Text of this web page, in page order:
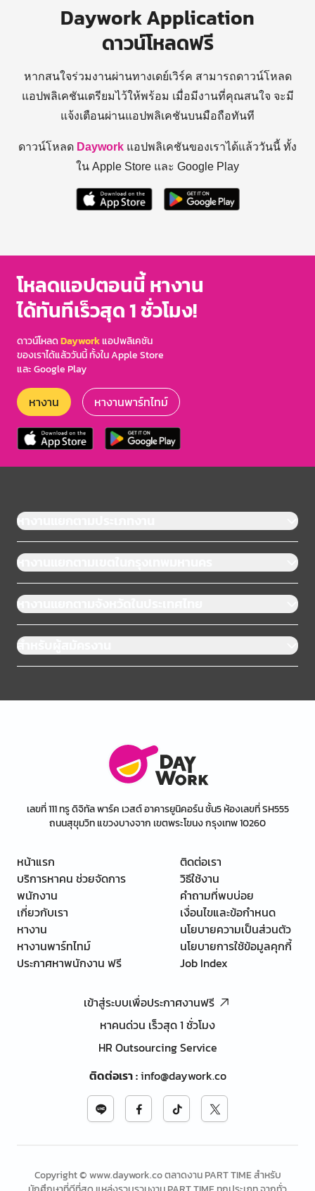
Daywork Application
ดาวน์โหลดฟรี
หากสนใจร่วมงานผ่านทางเดย์เวิร์ค สามารถดาวน์โหลด
แอปพลิเคชันเตรียมไว้ให้พร้อม เมื่อมีงานที่คุณสนใจ จะมี
แจ้งเตือนผ่านแอปพลิเคชันบนมือถือทันที
ดาวน์โหลด Daywork แอปพลิเคชันของเราได้แล้ววันนี้ ทั้ง
ใน Apple Store และ Google Play
โหลดแอปตอนนี้ หางาน
ได้ทันทีเร็วสุด 1 ชั่วโมง!
ดาวน์โหลดDayworkแอปพลิเคชัน
ของเราได้แล้ววันนี้ ทั้งใน Apple Store
และ Google Play
หางาน หางานพาร์ทไทม์
หางานแยกตามประเภทงาน
หางานแยกตามเขตในกรุงเทพมหานคร
หางานแยกตามจังหวัดในประเทศไทย
สำหรับผู้สมัครงาน
เลขที่ 111 ทรู ดิจิทัล พาร์ค เวสต์ อาคารยูนิคอร์น ชั้น5 ห้องเลขที่ SH555
ถนนสุขุมวิท แขวงบางจาก เขตพระโขนง กรุงเทพ 10260
หน้าแรก
บริการหาคน ช่วยจัดการ
พนักงาน
เกี่ยวกับเรา
หางาน
หางานพาร์ทไทม์
ประกาศหาพนักงาน ฟรี
ติดต่อเรา
วิธีใช้งาน
คำถามที่พบบ่อย
เงื่อนไขและข้อกำหนด
นโยบายความเป็นส่วนตัว
นโยบายการใช้ข้อมูลคุกกี้
Job Index
เข้าสู่ระบบเพื่อประกาศงานฟรี
หาคนด่วน เร็วสุด 1 ชั่วโมง
HR Outsourcing Service
ติดต่อเรา:info@daywork.co
Copyright © www.daywork.co ตลาดงาน PART TIME สำหรับ